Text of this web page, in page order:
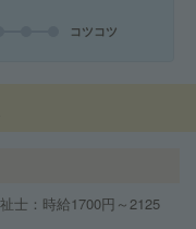
コツコツ
士：時給1700円～2125